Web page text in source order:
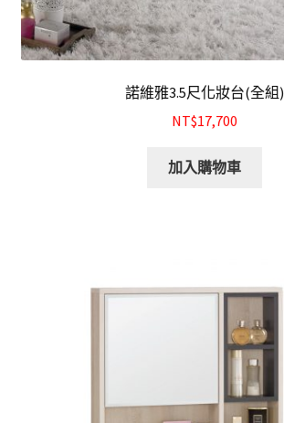
諾維雅3.5尺化妝台(全組)
NT$17,700
加入購物車